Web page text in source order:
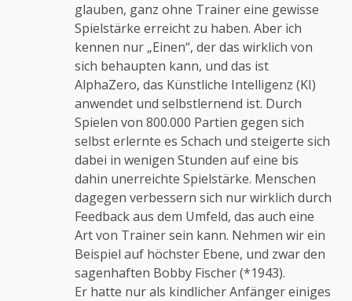
glauben, ganz ohne Trainer eine gewisse
Spielstärke erreicht zu haben. Aber ich
kennen nur „Einen“, der das wirklich von
sich behaupten kann, und das ist
AlphaZero, das Künstliche Intelligenz (KI)
anwendet und selbstlernend ist. Durch
Spielen von 800.000 Partien gegen sich
selbst erlernte es Schach und steigerte sich
dabei in wenigen Stunden auf eine bis
dahin unerreichte Spielstärke. Menschen
dagegen verbessern sich nur wirklich durch
Feedback aus dem Umfeld, das auch eine
Art von Trainer sein kann. Nehmen wir ein
Beispiel auf höchster Ebene, und zwar den
sagenhaften Bobby Fischer (*1943).
Er hatte nur als kindlicher Anfänger einiges